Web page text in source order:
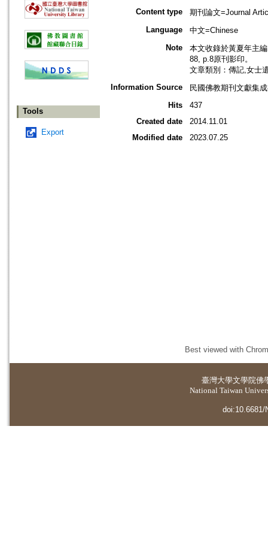
Tools
Export
Content type
期刊論文=Journal
Language
中文=Chinese
Note
本文收錄於黃夏年主
88, p.8原刊影印。
文章類別：傳記,女士
Information Source
民國佛教期刊文獻集
Hits
437
Created date
2014.11.01
Modified date
2023.07.25
Best viewed with
臺灣大學文學院佛
National Taiwan
doi:10.6681/